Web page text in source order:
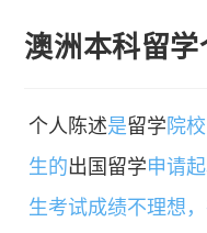
澳洲本科留
个人陈述是留学院
生的出国留学申请
生考试成绩不理想